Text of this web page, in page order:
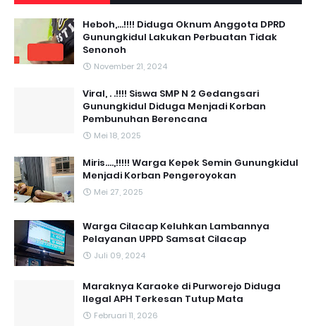
Heboh,...!!!! Diduga Oknum Anggota DPRD
Gunungkidul Lakukan Perbuatan Tidak
Senonoh
November 21, 2024
Viral, . .!!!! Siswa SMP N 2 Gedangsari
Gunungkidul Diduga Menjadi Korban
Pembunuhan Berencana
Mei 18, 2025
Miris....,!!!!! Warga Kepek Semin Gunungkidul
Menjadi Korban Pengeroyokan
Mei 27, 2025
Warga Cilacap Keluhkan Lambannya
Pelayanan UPPD Samsat Cilacap
Juli 09, 2024
Maraknya Karaoke di Purworejo Diduga
Ilegal APH Terkesan Tutup Mata
Februari 11, 2026